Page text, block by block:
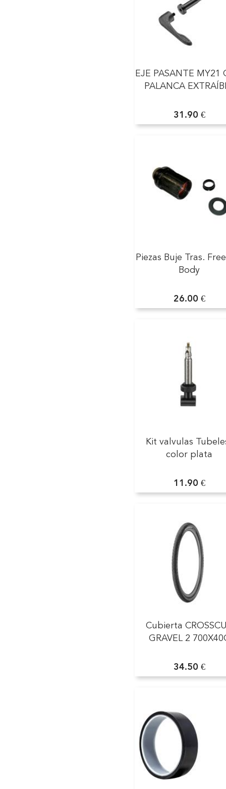
EJE PASANTE MY21
PALANCA
31.90 €
Piezas Buje Tras.
Body
26.00 €
Kit valvulas
color plata
11.90 €
Cubierta
GRAVEL 2
34.50 €